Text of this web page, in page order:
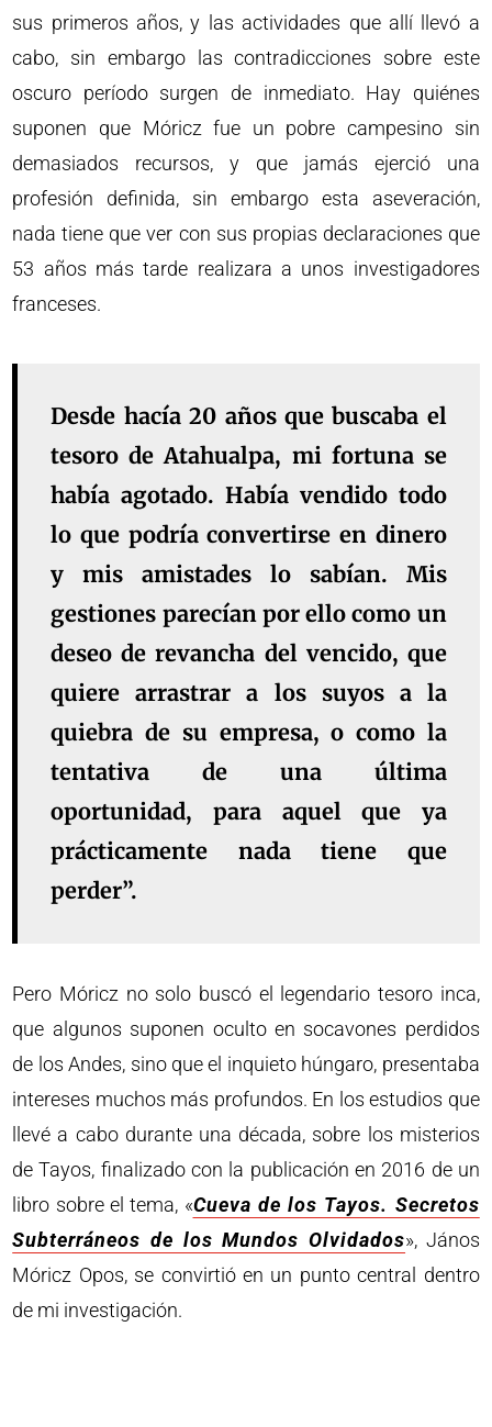
sus primeros años, y las actividades que allí llevó a
cabo, sin embargo las contradicciones sobre este
oscuro período surgen de inmediato. Hay quiénes
suponen que Móricz fue un pobre campesino sin
demasiados recursos, y que jamás ejerció una
profesión definida, sin embargo esta aseveración,
nada tiene que ver con sus propias declaraciones que
53 años más tarde realizara a unos investigadores
franceses.
Desde hacía 20 años que buscaba el
tesoro de Atahualpa, mi fortuna se
había agotado. Había vendido todo
lo que podría convertirse en dinero
y mis amistades lo sabían. Mis
gestiones parecían por ello como un
deseo de revancha del vencido, que
quiere arrastrar a los suyos a la
quiebra de su empresa, o como la
tentativa de una última
oportunidad, para aquel que ya
prácticamente nada tiene que
perder”.
Pero Móricz no solo buscó el legendario tesoro inca,
que algunos suponen oculto en socavones perdidos
de los Andes, sino que el inquieto húngaro, presentaba
intereses muchos más profundos. En los estudios que
llevé a cabo durante una década, sobre los misterios
de Tayos, finalizado con la publicación en 2016 de un
libro sobre el tema, «Cueva de los Tayos. Secretos
Subterráneos de los Mundos Olvidados», János
Móricz Opos, se convirtió en un punto central dentro
de mi investigación.